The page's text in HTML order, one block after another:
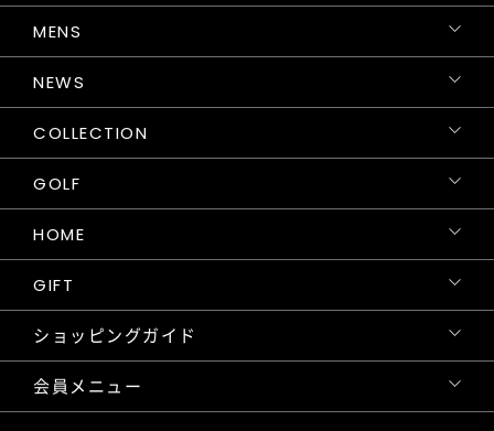
MENS
NEWS
COLLECTION
GOLF
HOME
GIFT
ショッピングガイド
会員メニュー